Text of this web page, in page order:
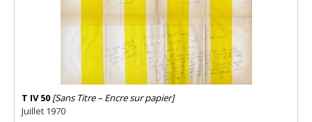
T IV 50 [Sans Titre – Encre sur papier]
Juillet 1970